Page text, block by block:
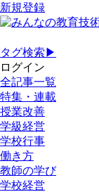
新規登録
タグ検索▶
ログイン
全記事一覧
特集・連載
授業改善
学級経営
学校行事
働き方
教師の学び
学校経営